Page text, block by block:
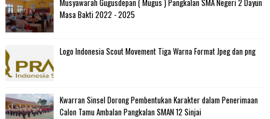
Musyawarah Gugusdepan ( Mugus ) Pangkalan SMA Negeri 2 Dayun
Masa Bakti 2022 - 2025
Logo Indonesia Scout Movement Tiga Warna Format Jpeg dan png
Kwarran Sinsel Dorong Pembentukan Karakter dalam Penerimaan
Calon Tamu Ambalan Pangkalan SMAN 12 Sinjai